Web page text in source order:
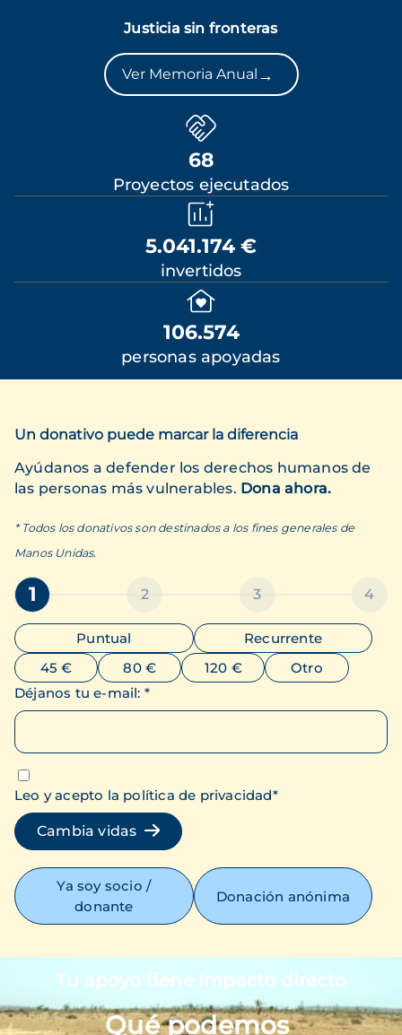
Justicia sin fronteras
Ver Memoria Anual →
68
Proyectos ejecutados
5.041.174 €
invertidos
106.574
personas apoyadas
Un donativo puede marcar la diferencia
Ayúdanos a defender los derechos humanos de
las personas más vulnerables. Dona ahora.
* Todos los donativos son destinados a los fines generales de
Manos Unidas.
1 2 3 4
Puntual
Recurrente
45 €
80 € 120 €
Otro
Déjanos tu e-mail: *
Leo y acepto la política de privacidad*
Cambia vidas
Ya soy socio /
donante
Donación anónima
Tu apoyo tiene impacto directo
Qué podemos